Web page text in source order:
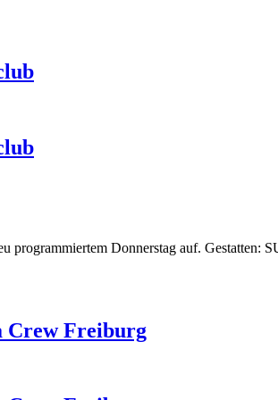
programmiertem Donnerstag auf. Gestatten:
Crew Freiburg